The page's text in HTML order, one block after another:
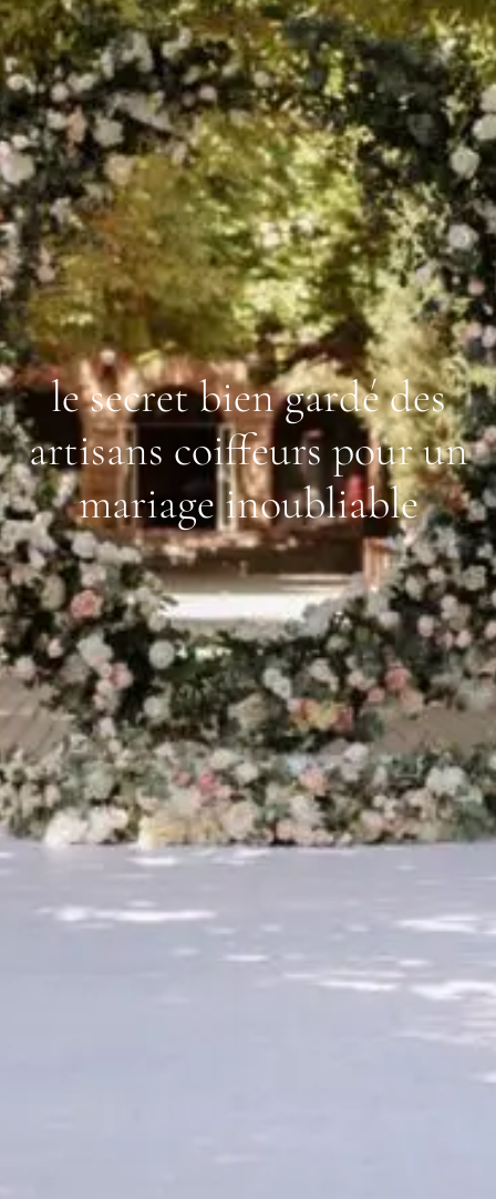
le secret bien gardé des
artisans coiffeurs pour un
mariage inoubliable